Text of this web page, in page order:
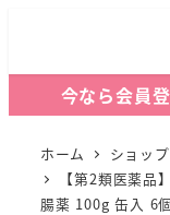
今なら会員
ホーム ショップ
【第2類医薬品
腸薬 100g 缶入 6